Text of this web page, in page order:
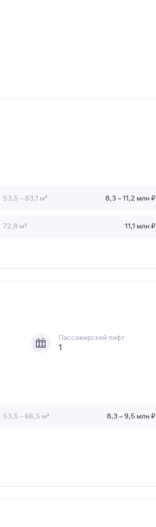
53,5 – 83,1 м² 8,3 – 11,2 млн ₽
72,8 м² 11,1 млн ₽
Пассажирский лифт
1
53,5 – 66,5 м² 8,3 – 9,5 млн ₽